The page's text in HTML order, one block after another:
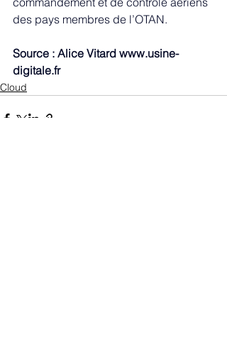
des pays membres de l’OTAN.
Source : Alice Vitard www.usine-
digitale.fr
Cloud